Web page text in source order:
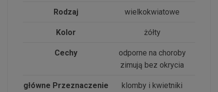
Rodzaj wielkokwiatowe
Kolor żółty
Cechy
odporne na choroby
zimują bez okrycia
główne Przeznaczenie
klomby i kwietniki